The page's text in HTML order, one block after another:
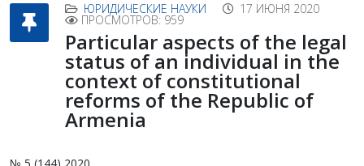
ЮРИДИЧЕСКИЕ НАУКИ 17 ИЮНЯ 2020
ПРОСМОТРОВ: 959
Particular aspects of the legal
status of an individual in the
context of constitutional
reforms of the Republic of
Armenia